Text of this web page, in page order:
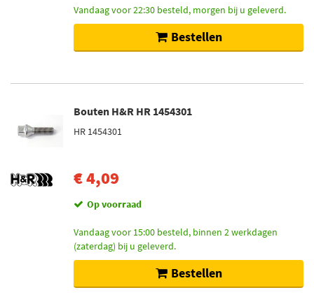
Vandaag voor 22:30 besteld, morgen bij u geleverd.
Bestellen
Bouten H&R HR 1454301
HR 1454301
€ 4,09
Op voorraad
Vandaag voor 15:00 besteld, binnen 2 werkdagen
(zaterdag) bij u geleverd.
Bestellen